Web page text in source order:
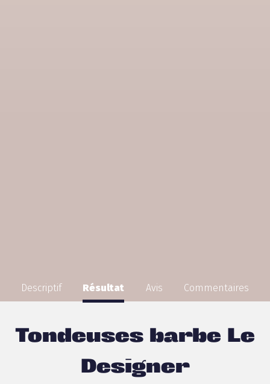
Descriptif Résultat Avis Commentaires
Tondeuses barbe Le
Designer